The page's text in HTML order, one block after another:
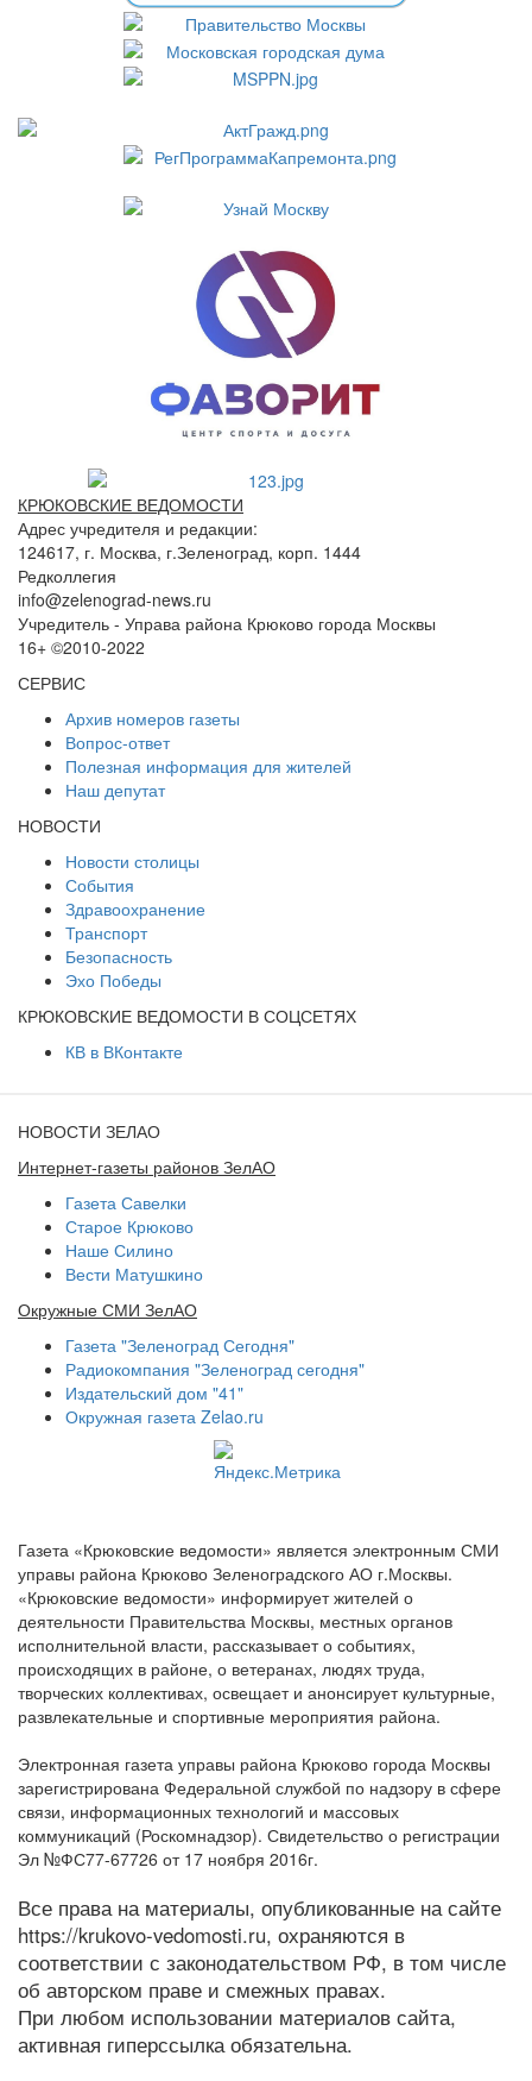
КРЮКОВСКИЕ ВЕДОМОСТИ
Адрес учредителя и редакции:
124617, г. Москва, г.Зеленоград, корп. 1444
Редколлегия
info@zelenograd-news.ru
Учредитель - Управа района Крюково города Москвы
16+ ©2010-2022
СЕРВИС
Архив номеров газеты
Вопрос-ответ
Полезная информация для жителей
Наш депутат
НОВОСТИ
Новости столицы
События
Здравоохранение
Транспорт
Безопасность
Эхо Победы
КРЮКОВСКИЕ ВЕДОМОСТИ В СОЦСЕТЯХ
КВ в ВКонтакте
НОВОСТИ ЗЕЛАО
Интернет-газеты районов ЗелАО
Газета Савелки
Старое Крюково
Наше Силино
Вести Матушкино
Окружные СМИ ЗелАО
Газета "Зеленоград Сегодня"
Радиокомпания "Зеленоград сегодня"
Издательский дом "41"
Окружная газета Zelao.ru
Газета «Крюковские ведомости» является электронным СМИ
управы района Крюково Зеленоградского АО г.Москвы.
«Крюковские ведомости» информирует жителей о
деятельности Правительства Москвы, местных органов
исполнительной власти, рассказывает о событиях,
происходящих в районе, о ветеранах, людях труда,
творческих коллективах, освещает и анонсирует культурные,
развлекательные и спортивные мероприятия района.
Электронная газета управы района Крюково города Москвы
зарегистрирована Федеральной службой по надзору в сфере
связи, информационных технологий и массовых
коммуникаций (Роскомнадзор). Свидетельство о регистрации
Эл №ФС77-67726 от 17 ноября 2016г.
Все права на материалы, опубликованные на сайте
https://krukovo-vedomosti.ru, охраняются в
соответствии с законодательством РФ, в том числе
об авторском праве и смежных правах.
При любом использовании материалов сайта,
активная гиперссылка обязательна.